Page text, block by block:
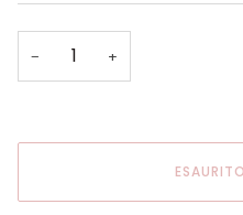
− +
ESAURITO